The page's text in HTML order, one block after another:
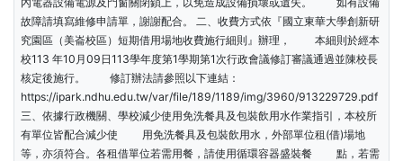
故障請填寫維修申請單，謝謝配合。 二、收費方式依『國立東華大學創新研
究園區（美崙校區）短期借用場地收費施行細則』辦理， 本細則於經本
校113 年10月09日113學年度第1學期第1次行政會議修訂審議通過並陳校長
核定後施行。 修訂辦法請參照以下連結：
https://ipark.ndhu.edu.tw/var/file/189/1189/img/3960/913229729.pdf
三、依據行政機關、學校減少使用免洗餐具及包裝飲用水作業指引，本校所
有單位皆配合減少使 用免洗餐具及包裝飲用水，外部單位租(借)場地
等，亦須符合。各租借單位若需用餐，請使用循環容器盛裝餐 點，若需